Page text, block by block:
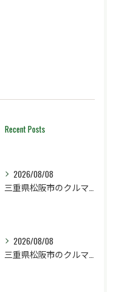
Recent Posts
2026/08/08
2026/08/08